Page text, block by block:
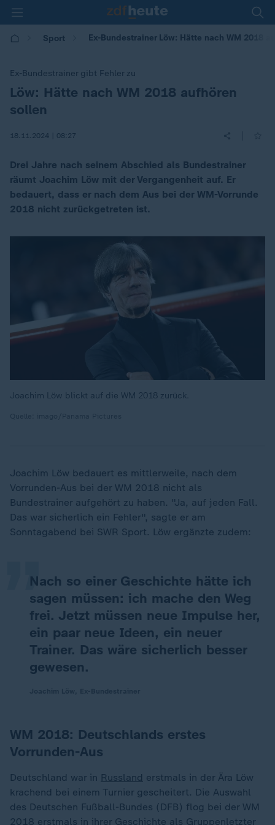
Sport Ex-Bundestrainer Löw: Hätte nach WM 2018
Ex-Bundestrainer gibt Fehler zu
:Löw: Hätte nach WM 2018 aufhören
sollen
18.11.2024 | 08:27
Drei Jahre nach seinem Abschied als Bundestrainer
räumt Joachim Löw mit der Vergangenheit auf. Er
bedauert, dass er nach dem Aus bei der WM-Vorrunde
2018 nicht zurückgetreten ist.
Joachim Löw blickt auf die WM 2018 zurück.
Joachim Löw bedauert es mittlerweile, nach dem
Vorrunden-Aus bei der WM 2018 nicht als
Bundestrainer aufgehört zu haben. "Ja, auf jeden Fall.
Das war sicherlich ein Fehler", sagte er am
Sonntagabend bei SWR Sport. Löw ergänzte zudem:
Nach so einer Geschichte hätte ich
sagen müssen: ich mache den Weg
frei. Jetzt müssen neue Impulse her,
ein paar neue Ideen, ein neuer
Trainer. Das wäre sicherlich besser
gewesen.
„
WM 2018: Deutschlands erstes
Vorrunden-Aus
Deutschland war in Russland erstmals in der Ära Löw
krachend bei einem Turnier gescheitert. Die Auswahl
des Deutschen Fußball-Bundes (DFB) flog bei der WM
2018 erstmals in ihrer Geschichte als Gruppenletzter